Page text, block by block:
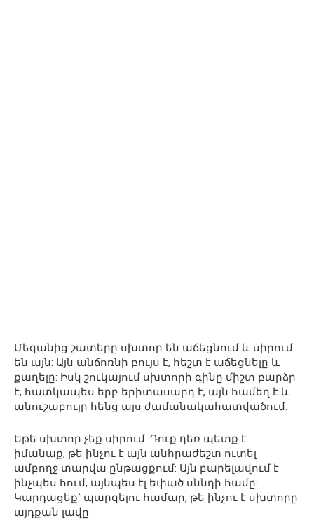
Մեզանից շատերը սխտոր են աճեցնում և սիրում
են այն: Այն անճոռնի բույս ​​է, հեշտ է աճեցնելը և
քաղելը: Իսկ շուկայում սխտորի գինը միշտ բարձր
է, հատկապես երբ երիտասարդ է, այն համեղ է և
անուշաբույր հենց այս ժամանակահատվածում:
Եթե ​​սխտոր չեք սիրում: Դուք դեռ պետք է
իմանաք, թե ինչու է այն անհրաժեշտ ուտել
ամբողջ տարվա ընթացքում: Այն բարելավում է
ինչպես հում, այնպես էլ եփած սննդի համը:
Կարդացեք՝ պարզելու համար, թե ինչու է սխտորը
այդքան լավը: